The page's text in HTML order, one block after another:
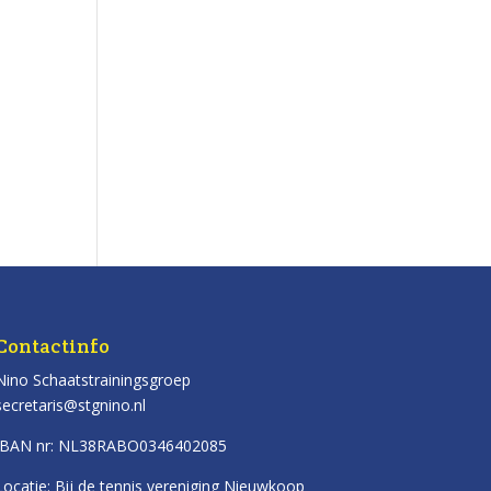
Schaatstrainingsgroep
nr: NL38RABO0346402085
Bij de tennis vereniging Nieuwkoop